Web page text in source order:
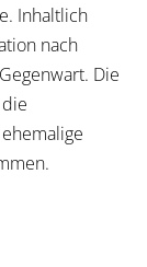
Inhaltlich
nach
Die